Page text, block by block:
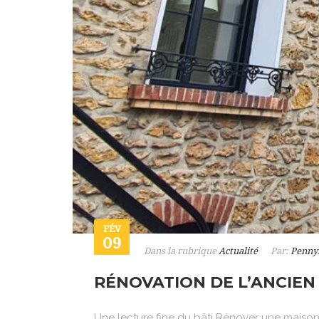
FÉV
09 Dans la rubrique Actualité Par:
RÉNOVATION DE